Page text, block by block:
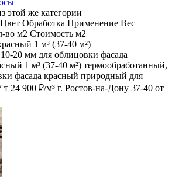
этой же категории
Цвет Обработка Применение Вес
во м2 Стоимость м2
1 м³ (37-40 м²) термообработанный,
фасада красный природный для
т 24 900 ₽/м³ г. Ростов-на-Дону 37-40 от